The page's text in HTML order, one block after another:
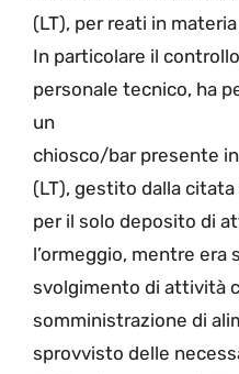
(LT), per reati in
In particolare il
personale tecnico, ha
un
chiosco/bar presente
(LT), gestito dalla
per il solo deposito di
l’ormeggio, mentre
svolgimento di attività
somministrazione di
sprovvisto delle